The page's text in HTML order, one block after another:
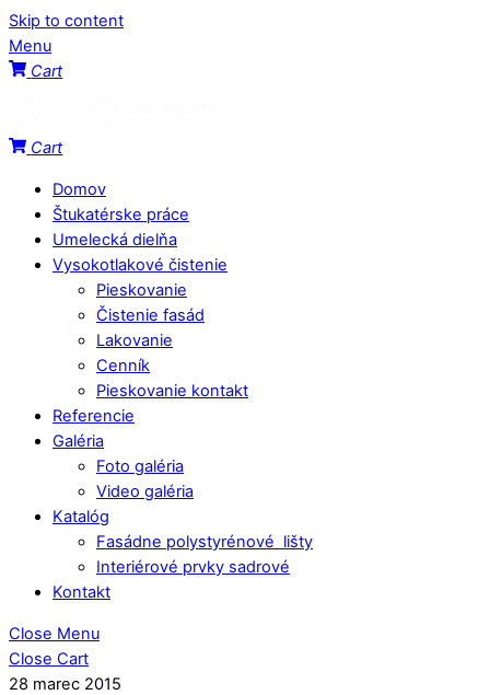
Skip to content
Menu
Cart
Cart
Domov
Štukatérske práce
Umelecká dielňa
Vysokotlakové čistenie
Pieskovanie
Čistenie fasád
Lakovanie
Cenník
Pieskovanie kontakt
Referencie
Galéria
Foto galéria
Video galéria
Katalóg
Fasádne polystyrénové lišty
Interiérové prvky sadrové
Kontakt
Close Menu
Close Cart
28 marec 2015